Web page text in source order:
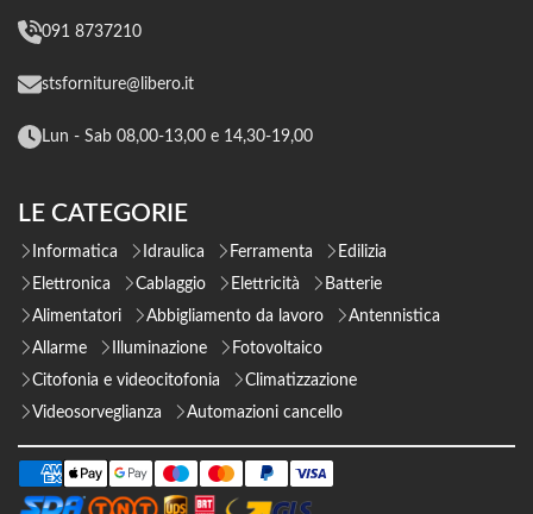
091 8737210
stsforniture@libero.it
Lun - Sab 08,00-13,00 e 14,30-19,00
LE CATEGORIE
Informatica Idraulica Ferramenta
Edilizia
Elettronica
Cablaggio Elettricità
Batterie
Alimentatori
Abbigliamento da lavoro
Antennistica
Allarme
Illuminazione
Fotovoltaico
Citofonia e videocitofonia
Climatizzazione
Videosorveglianza
Automazioni cancello